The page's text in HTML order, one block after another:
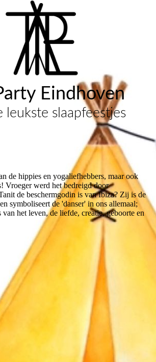
Eindhoven
leukste slaapfeestjes
de hippies en yogaliefhebbers, maar ook
Vroeger werd het bedreigd door
de beschermgodin is van Ibiza? Zij is de
symboliseert de 'danser' in ons allemaal;
van het leven, de liefde, creatie, geboorte en